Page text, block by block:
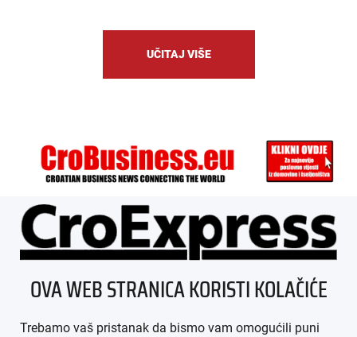
UČITAJ VIŠE
ÜBER UNS
IMPRESSUM
OVA WEB STRANICA KORISTI KOLAČIĆE
Trebamo vaš pristanak da bismo vam omogućili puni